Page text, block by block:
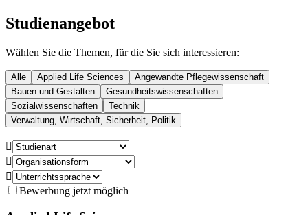
Studienangebot
Wählen Sie die Themen, für die Sie sich interessieren:
Alle Applied Life Sciences
Angewandte Pflegewissenschaft
Bauen und Gestalten
Gesundheitswissenschaften
Sozialwissenschaften
Technik
Verwaltung, Wirtschaft, Sicherheit, Politik



Bewerbung jetzt möglich